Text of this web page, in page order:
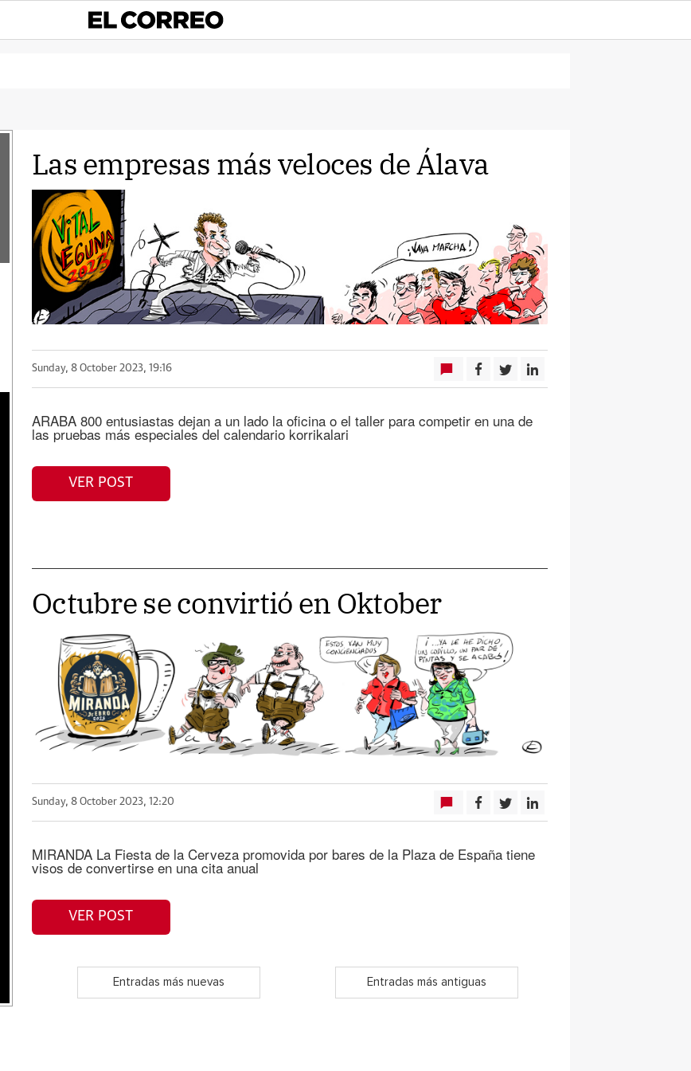
Las empresas más veloces de Álava
Sunday, 8 October 2023, 19:16
ARABA 800 entusiastas dejan a un lado la oficina o el taller para competir en una de
las pruebas más especiales del calendario korrikalari
VER POST
Octubre se convirtió en Oktober
Sunday, 8 October 2023, 12:20
MIRANDA La Fiesta de la Cerveza promovida por bares de la Plaza de España tiene
visos de convertirse en una cita anual
VER POST
Entradas más nuevas Entradas más antiguas